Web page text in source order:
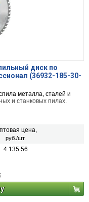
диск по
(36932-185-30-
металла, сталей и
и станковых пилах.
цена,
руб./шт.
4 135.56